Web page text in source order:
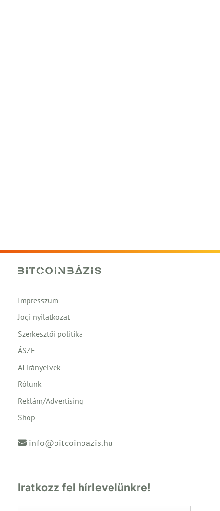
Impresszum
Jogi nyilatkozat
Szerkesztői politika
ÁSZF
AI irányelvek
Rólunk
Reklám/Advertising
Shop
info@bitcoinbazis.hu
Iratkozz fel hírlevelünkre!